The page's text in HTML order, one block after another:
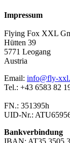
Impressum
Flying Fox XXL
Hütten 39
5771 Leogang
Austria
Email: info@fly-
Tel.: +43 6583 82
FN.: 351395h
UID-Nr.:
Bankverbindung
IBAN: AT35 3505